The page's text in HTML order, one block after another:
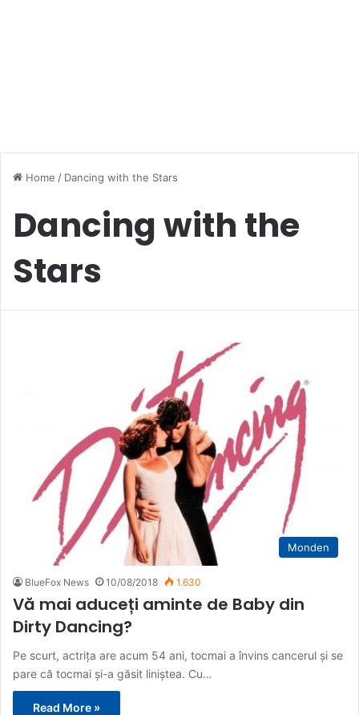
Home / Dancing with the Stars
Dancing with the
Stars
Monden
BlueFox News 10/08/2018 1.630
Vă mai aduceți aminte de Baby din
Dirty Dancing?
Pe scurt, actrița are acum 54 ani, tocmai a învins cancerul și se
pare că tocmai și-a găsit liniștea. Cu…
Read More »